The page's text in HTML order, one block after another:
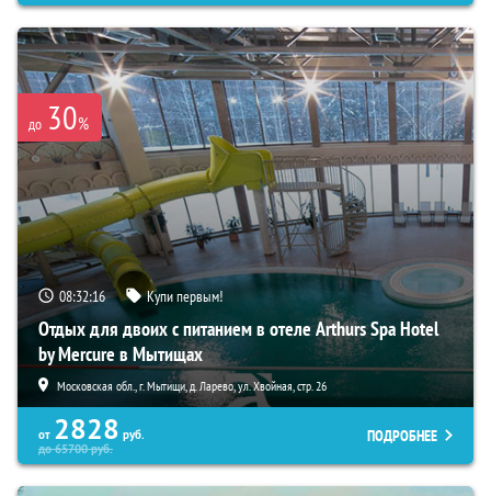
до 30%
08:32:14 Купи первым!
Отдых для двоих с питанием в отеле Arthurs Spa Hotel
by Mercure в Мытищах
Московская обл., г. Мытищи, д. Ларево, ул. Хвойная, стр. 26
от 2828 руб.
до65700руб.
ПОДРОБНЕЕ